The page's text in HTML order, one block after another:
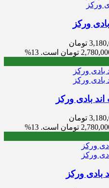
ورکز
قیمت اصلی 3,180,000 تومان
13%
بادی ورکز
قیمت اصلی 3,180,000 تومان
13%
بادی ورکز